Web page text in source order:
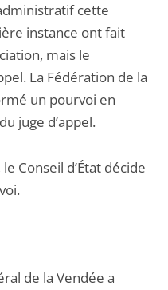
cette
instance ont fait
mais le
La Fédération de la
un pourvoi en
juge d’appel.
Conseil d’État décide
de la Vendée a